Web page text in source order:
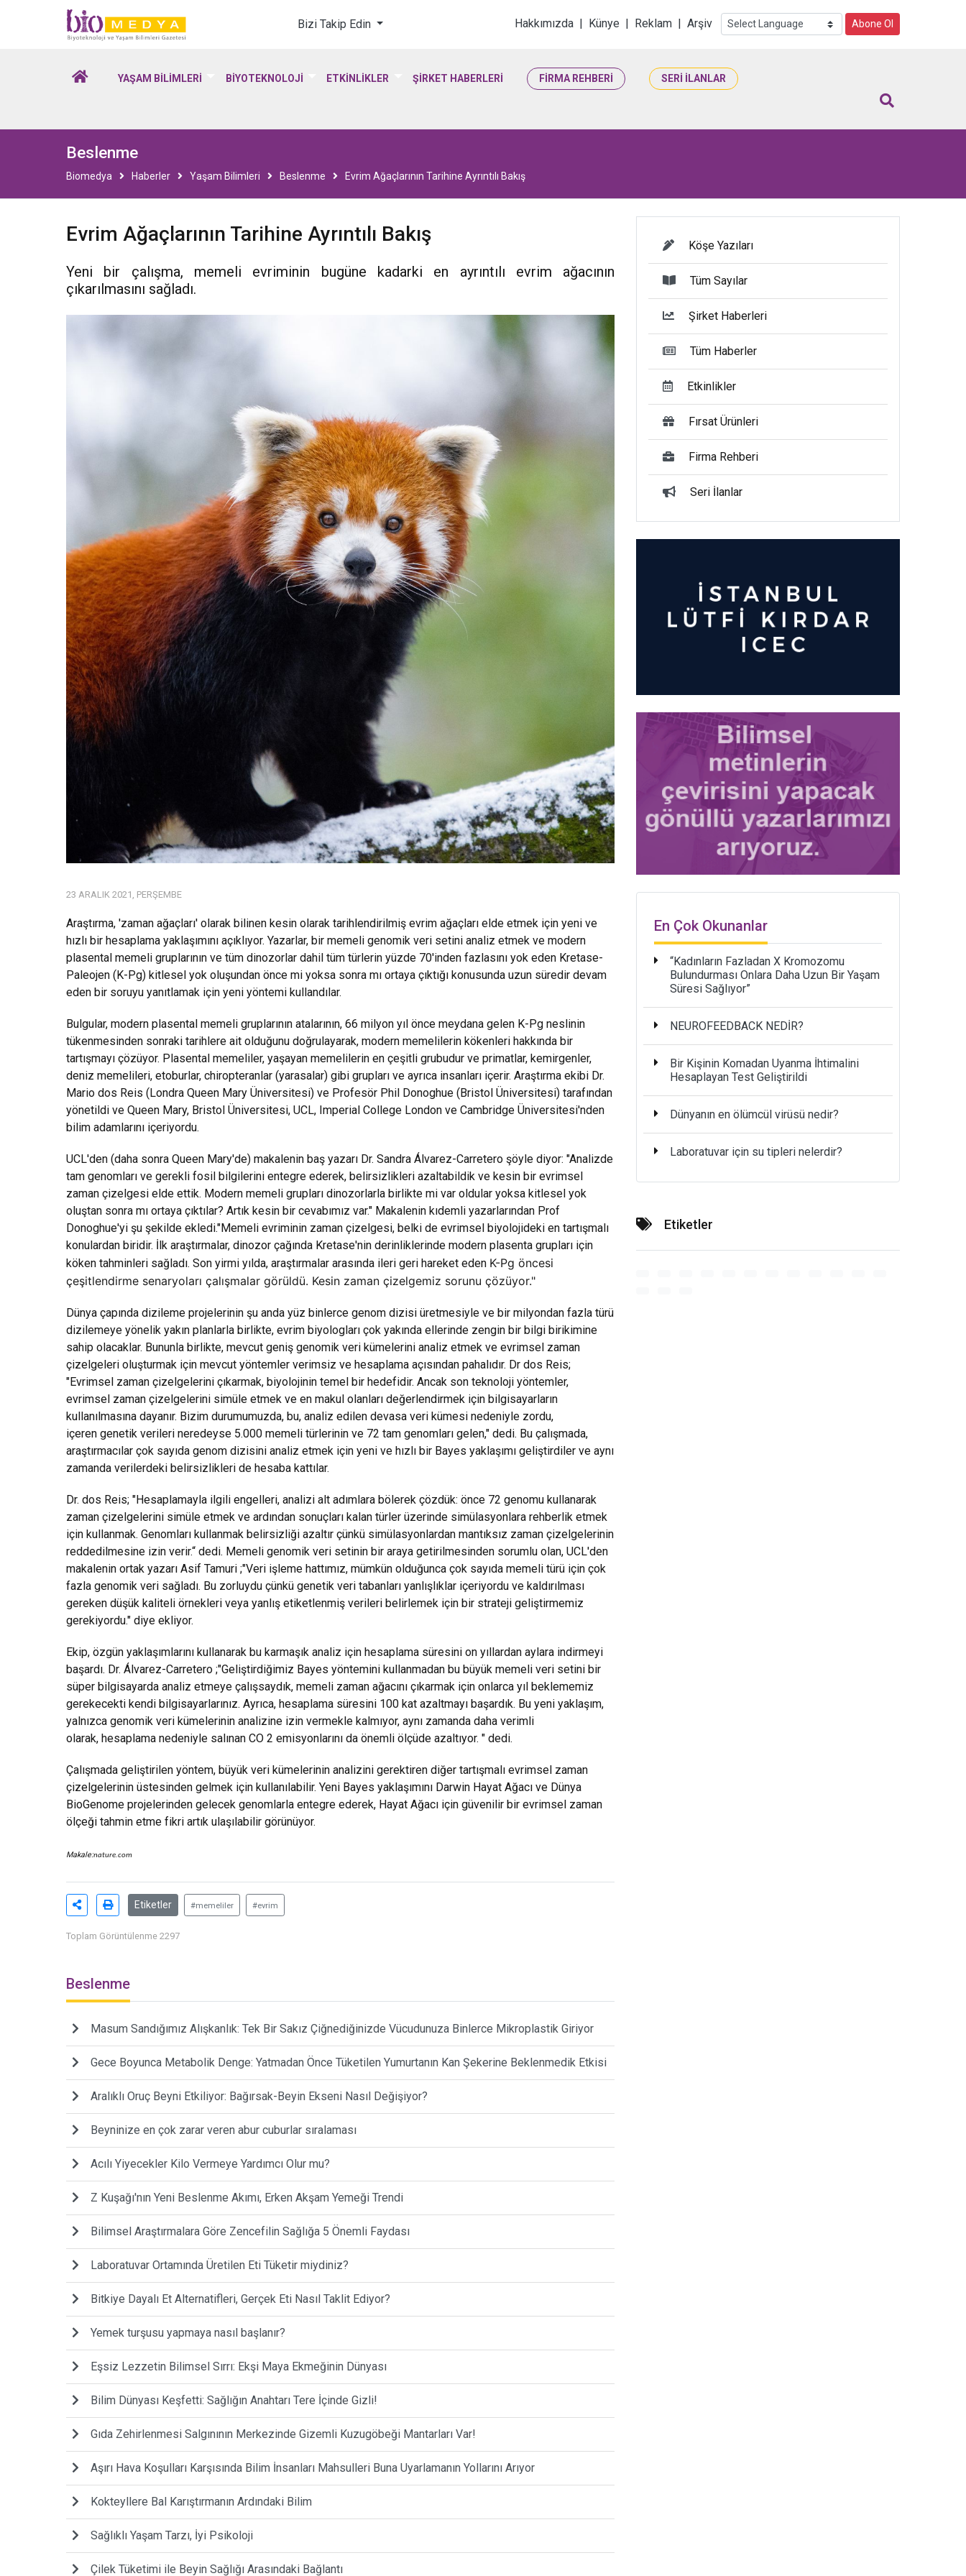
Biomedya - Biyoteknoloji & Yaşam Bilimleri
Bizi Takip Edin Hakkımızda | Künye | Reklam | Arşiv Abone Ol
YAŞAM BİLİMLERİ BİYOTEKNOLOJİ ETKİNLİKLER ŞİRKET HABERLERİ FİRMA REHBERİ SERİ İLANLAR
Beslenme
Biomedya Haberler Yaşam Bilimleri Beslenme Evrim Ağaçlarının Tarihine Ayrıntılı Bakış
Evrim Ağaçlarının Tarihine Ayrıntılı Bakış
Yeni bir çalışma, memeli evriminin bugüne kadarki en ayrıntılı evrim ağacının
çıkarılmasını sağladı.
23 ARALIK 2021, PERŞEMBE
Araştırma, 'zaman ağaçları' olarak bilinen kesin olarak tarihlendirilmiş evrim ağaçları elde etmek için yeni ve
hızlı bir hesaplama yaklaşımını açıklıyor. Yazarlar, bir memeli genomik veri setini analiz etmek ve modern
plasental memeli gruplarının ve tüm dinozorlar dahil tüm türlerin yüzde 70'inden fazlasını yok eden Kretase-
Paleojen (K-Pg) kitlesel yok oluşundan önce mi yoksa sonra mı ortaya çıktığı konusunda uzun süredir devam
eden bir soruyu yanıtlamak için yeni yöntemi kullandılar.
Bulgular, modern plasental memeli gruplarının atalarının, 66 milyon yıl önce meydana gelen K-Pg neslinin
tükenmesinden sonraki tarihlere ait olduğunu doğrulayarak, modern memelilerin kökenleri hakkında bir
tartışmayı çözüyor. Plasental memeliler, yaşayan memelilerin en çeşitli grubudur ve primatlar, kemirgenler,
deniz memelileri, etoburlar, chiropteranlar (yarasalar) gibi grupları ve ayrıca insanları içerir. Araştırma ekibi Dr.
Mario dos Reis (Londra Queen Mary Üniversitesi) ve Profesör Phil Donoghue (Bristol Üniversitesi) tarafından
yönetildi ve Queen Mary, Bristol Üniversitesi, UCL, Imperial College London ve Cambridge Üniversitesi'nden
bilim adamlarını içeriyordu.
UCL'den (daha sonra Queen Mary'de) makalenin baş yazarı Dr. Sandra Álvarez-Carretero şöyle diyor: "Analizde
tam genomları ve gerekli fosil bilgilerini entegre ederek, belirsizlikleri azaltabildik ve kesin bir evrimsel
zaman çizelgesi elde ettik. Modern memeli grupları dinozorlarla birlikte mi var oldular yoksa kitlesel yok
oluştan sonra mı ortaya çıktılar? Artık kesin bir cevabımız var." Makalenin kıdemli yazarlarından Prof
Donoghue'yi şu şekilde ekledi."Memeli evriminin zaman çizelgesi, belki de evrimsel biyolojideki en tartışmalı
konulardan biridir. İlk araştırmalar, dinozor çağında Kretase'nin derinliklerinde modern plasenta grupları için
köken tahminleri sağladı. Son yirmi yılda, araştırmalar arasında ileri geri hareket eden K-Pg öncesi
çeşitlendirme senaryoları çalışmalar görüldü. Kesin zaman çizelgemiz sorunu çözüyor."
Dünya çapında dizileme projelerinin şu anda yüz binlerce genom dizisi üretmesiyle ve bir milyondan fazla türü
dizilemeye yönelik yakın planlarla birlikte, evrim biyologları çok yakında ellerinde zengin bir bilgi birikimine
sahip olacaklar. Bununla birlikte, mevcut geniş genomik veri kümelerini analiz etmek ve evrimsel zaman
çizelgeleri oluşturmak için mevcut yöntemler verimsiz ve hesaplama açısından pahalıdır. Dr dos Reis;
"Evrimsel zaman çizelgelerini çıkarmak, biyolojinin temel bir hedefidir. Ancak son teknoloji yöntemler,
evrimsel zaman çizelgelerini simüle etmek ve en makul olanları değerlendirmek için bilgisayarların
kullanılmasına dayanır. Bizim durumumuzda, bu, analiz edilen devasa veri kümesi nedeniyle zordu,
içeren genetik verileri neredeyse 5.000 memeli türlerinin ve 72 tam genomları gelen," dedi. Bu çalışmada,
araştırmacılar çok sayıda genom dizisini analiz etmek için yeni ve hızlı bir Bayes yaklaşımı geliştirdiler ve aynı
zamanda verilerdeki belirsizlikleri de hesaba kattılar.
Dr. dos Reis; "Hesaplamayla ilgili engelleri, analizi alt adımlara bölerek çözdük: önce 72 genomu kullanarak
zaman çizelgelerini simüle etmek ve ardından sonuçları kalan türler üzerinde simülasyonlara rehberlik etmek
için kullanmak. Genomları kullanmak belirsizliği azaltır çünkü simülasyonlardan mantıksız zaman çizelgelerinin
reddedilmesine izin verir.“ dedi. Memeli genomik veri setinin bir araya getirilmesinden sorumlu olan, UCL'den
makalenin ortak yazarı Asif Tamuri ;"Veri işleme hattımız, mümkün olduğunca çok sayıda memeli türü için çok
fazla genomik veri sağladı. Bu zorluydu çünkü genetik veri tabanları yanlışlıklar içeriyordu ve kaldırılması
gereken düşük kaliteli örnekleri veya yanlış etiketlenmiş verileri belirlemek için bir strateji geliştirmemiz
gerekiyordu." diye ekliyor.
Ekip, özgün yaklaşımlarını kullanarak bu karmaşık analiz için hesaplama süresini on yıllardan aylara indirmeyi
başardı. Dr. Álvarez-Carretero ;"Geliştirdiğimiz Bayes yöntemini kullanmadan bu büyük memeli veri setini bir
süper bilgisayarda analiz etmeye çalışsaydık, memeli zaman ağacını çıkarmak için onlarca yıl beklememiz
gerekecekti kendi bilgisayarlarınız. Ayrıca, hesaplama süresini 100 kat azaltmayı başardık. Bu yeni yaklaşım,
yalnızca genomik veri kümelerinin analizine izin vermekle kalmıyor, aynı zamanda daha verimli
olarak, hesaplama nedeniyle salınan CO 2 emisyonlarını da önemli ölçüde azaltıyor. " dedi.
Çalışmada geliştirilen yöntem, büyük veri kümelerinin analizini gerektiren diğer tartışmalı evrimsel zaman
çizelgelerinin üstesinden gelmek için kullanılabilir. Yeni Bayes yaklaşımını Darwin Hayat Ağacı ve Dünya
BioGenome projelerinden gelecek genomlarla entegre ederek, Hayat Ağacı için güvenilir bir evrimsel zaman
ölçeği tahmin etme fikri artık ulaşılabilir görünüyor.
Makale:nature.com
Etiketler #memeliler #evrim
Toplam Görüntülenme 2297
Beslenme
Masum Sandığımız Alışkanlık: Tek Bir Sakız Çiğnediğinizde Vücudunuza Binlerce Mikroplastik Giriyor
Gece Boyunca Metabolik Denge: Yatmadan Önce Tüketilen Yumurtanın Kan Şekerine Beklenmedik Etkisi
Aralıklı Oruç Beyni Etkiliyor: Bağırsak-Beyin Ekseni Nasıl Değişiyor?
Beyninize en çok zarar veren abur cuburlar sıralaması
Acılı Yiyecekler Kilo Vermeye Yardımcı Olur mu?
Z Kuşağı'nın Yeni Beslenme Akımı, Erken Akşam Yemeği Trendi
Bilimsel Araştırmalara Göre Zencefilin Sağlığa 5 Önemli Faydası
Laboratuvar Ortamında Üretilen Eti Tüketir miydiniz?
Bitkiye Dayalı Et Alternatifleri, Gerçek Eti Nasıl Taklit Ediyor?
Yemek turşusu yapmaya nasıl başlanır?
Eşsiz Lezzetin Bilimsel Sırrı: Ekşi Maya Ekmeğinin Dünyası
Bilim Dünyası Keşfetti: Sağlığın Anahtarı Tere İçinde Gizli!
Gıda Zehirlenmesi Salgınının Merkezinde Gizemli Kuzugöbeği Mantarları Var!
Aşırı Hava Koşulları Karşısında Bilim İnsanları Mahsulleri Buna Uyarlamanın Yollarını Arıyor
Kokteyllere Bal Karıştırmanın Ardındaki Bilim
Sağlıklı Yaşam Tarzı, İyi Psikoloji
Çilek Tüketimi ile Beyin Sağlığı Arasındaki Bağlantı
Köşe Yazıları
Tüm Sayılar
Şirket Haberleri
Tüm Haberler
Etkinlikler
Fırsat Ürünleri
Firma Rehberi
Seri İlanlar
En Çok Okunanlar
“Kadınların Fazladan X Kromozomu
Bulundurması Onlara Daha Uzun Bir Yaşam
Süresi Sağlıyor”
NEUROFEEDBACK NEDİR?
Bir Kişinin Komadan Uyanma İhtimalini
Hesaplayan Test Geliştirildi
Dünyanın en ölümcül virüsü nedir?
Laboratuvar için su tipleri nelerdir?
Etiketler